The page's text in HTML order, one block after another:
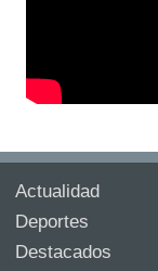
Actualidad
Deportes
Destacados